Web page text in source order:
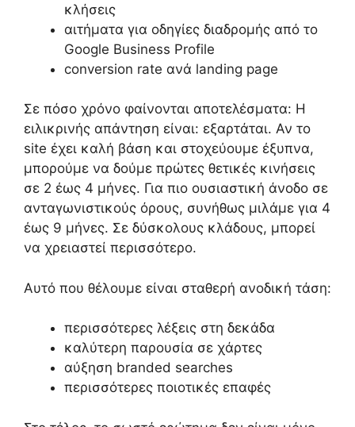
κλήσεις
αιτήματα για οδηγίες διαδρομής από το
Google Business Profile
conversion rate ανά landing page
Σε πόσο χρόνο φαίνονται αποτελέσματα: Η
ειλικρινής απάντηση είναι: εξαρτάται. Αν το
site έχει καλή βάση και στοχεύουμε έξυπνα,
μπορούμε να δούμε πρώτες θετικές κινήσεις
σε 2 έως 4 μήνες. Για πιο ουσιαστική άνοδο σε
ανταγωνιστικούς όρους, συνήθως μιλάμε για 4
έως 9 μήνες. Σε δύσκολους κλάδους, μπορεί
να χρειαστεί περισσότερο.
Αυτό που θέλουμε είναι σταθερή ανοδική τάση:
περισσότερες λέξεις στη δεκάδα
καλύτερη παρουσία σε χάρτες
αύξηση branded searches
περισσότερες ποιοτικές επαφές